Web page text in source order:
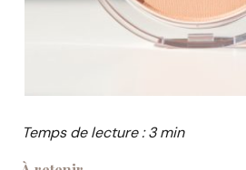
Temps de lecture : 3 min